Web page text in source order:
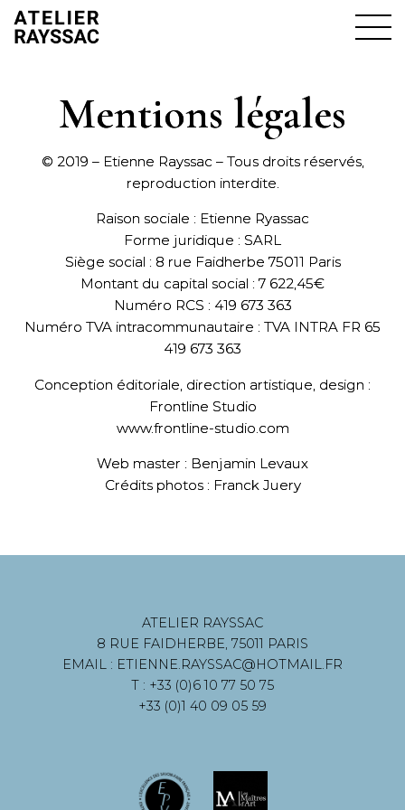
Mentions légales
© 2019 – Etienne Rayssac – Tous droits réservés,
reproduction interdite.
Raison sociale : Etienne Ryassac
Forme juridique : SARL
Siège social : 8 rue Faidherbe 75011 Paris
Montant du capital social : 7 622,45€
Numéro RCS : 419 673 363
Numéro TVA intracommunautaire : TVA INTRA FR 65
419 673 363
Conception éditoriale, direction artistique, design :
Frontline Studio
www.frontline-studio.com
Web master : Benjamin Levaux
Crédits photos : Franck Juery
ATELIER RAYSSAC
8 RUE FAIDHERBE, 75011 PARIS
EMAIL : ETIENNE.RAYSSAC@HOTMAIL.FR
T : +33 (0)6 10 77 50 75
+33 (0)1 40 09 05 59